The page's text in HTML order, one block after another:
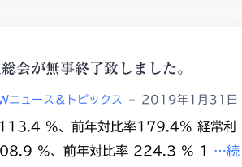
会が無事終了致しました。
ニュース＆トピックス – 2019年1月31日
113.4 %、前年対比率179.4% 経常利
%、前年対比率 224.3 % 1 …続